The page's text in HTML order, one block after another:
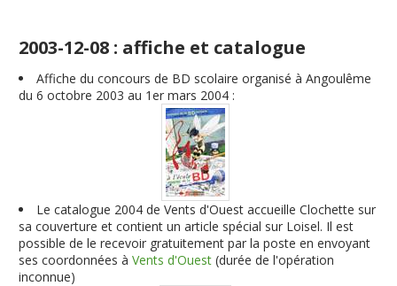
2003-12-08 : affiche et catalogue
Affiche du concours de BD scolaire organisé à Angoulême
du 6 octobre 2003 au 1er mars 2004 :
Le catalogue 2004 de Vents d'Ouest accueille Clochette sur
sa couverture et contient un article spécial sur Loisel. Il est
possible de le recevoir gratuitement par la poste en envoyant
ses coordonnées àVents d'Ouest (durée de l'opération
inconnue)